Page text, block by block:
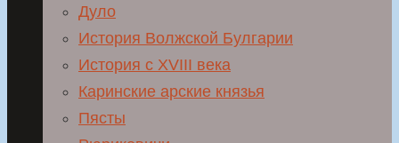
Дуло
История Волжской Булгарии
История с XVIII века
Каринские арские князья
Пясты